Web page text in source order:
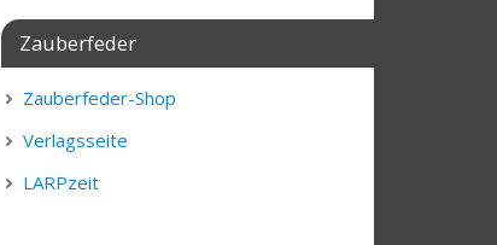
Zauberfeder
Zauberfeder-Shop
Verlagsseite
LARPzeit